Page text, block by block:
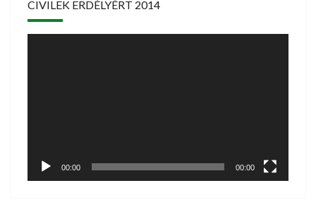
CIVILEK ERDÉLYÉRT 2014
00:00 00:00